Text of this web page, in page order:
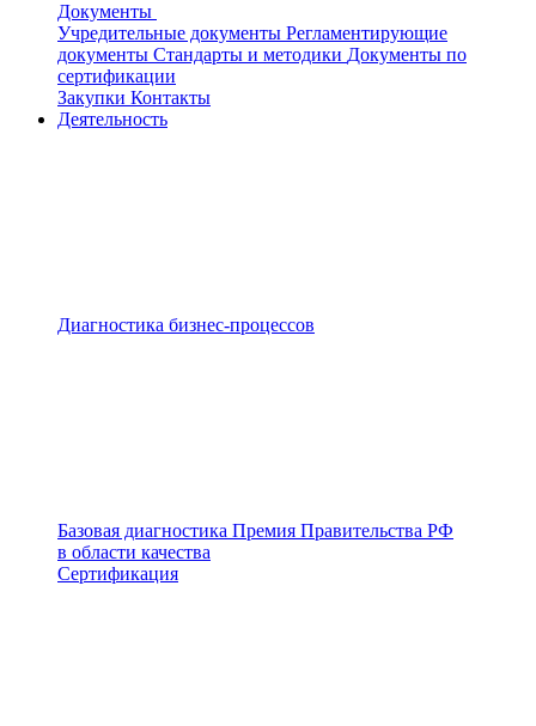
Документы
Учредительные документы Регламентирующие
документы Стандарты и методики Документы по
сертификации
Закупки Контакты
Деятельность
Диагностика бизнес-процессов
Базовая диагностика Премия Правительства РФ
в области качества
Сертификация